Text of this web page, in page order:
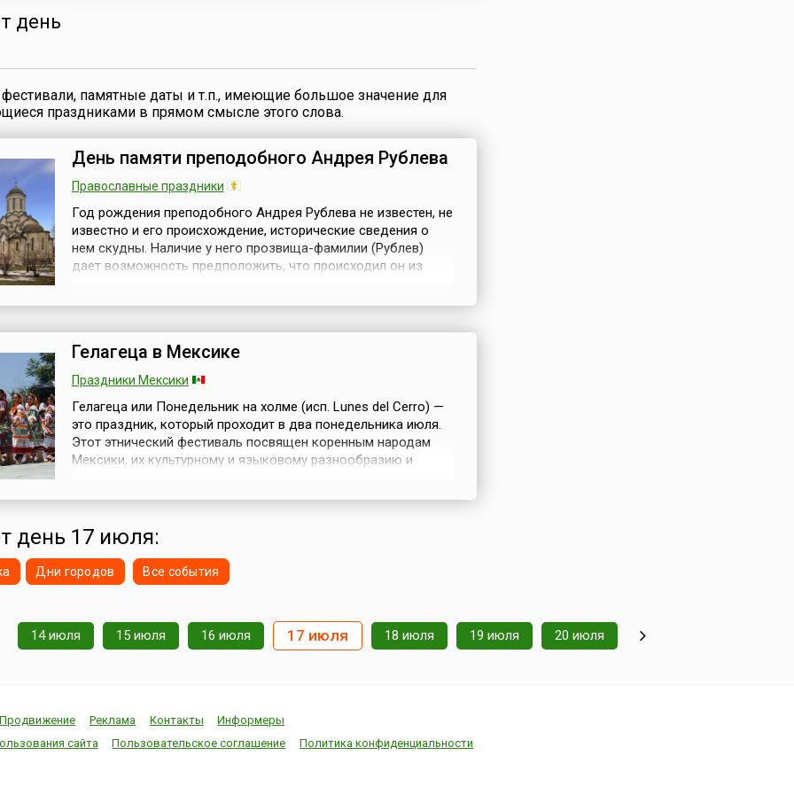
день
памятные даты и т.п., имеющие большое значение для
праздниками в прямом смысле этого слова.
День памяти преподобного Андрея Рублева
Православные праздники
Год рождения преподобного Андрея Рублева не известен, не
известно и его происхождение, исторические сведения о
нем скудны. Наличие у него прозвища-фамилии (Рублев)
дает возможность предположить, что происходил он из
преподобного Ан...
Гелагеца в Мексике
Праздники Мексики
Гелагеца или Понедельник на холме (исп. Lunes del Cerro) —
это праздник, который проходит в два понедельника июля.
Этот этнический фестиваль посвящен коренным народам
Мексики, их культурному и языковому разнообразию и
Мексике, где гот...
день 17 июля:
Дни городов Все события
14 июля 15 июля 16 июля 17 июля 18 июля 19 июля 20 июля
Продвижение Реклама Контакты
Информеры
сайта
Пользовательское соглашение Политика конфиденциальности